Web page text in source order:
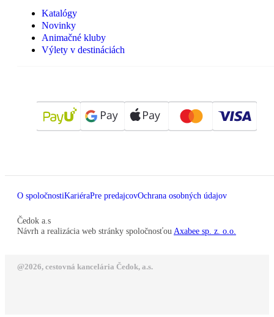
Katalógy
Novinky
Animačné kluby
Výlety v destináciách
O spoločnostiKariéraPre predajcovOchrana osobných údajov
Čedok a.s
Návrh a realizácia web stránky spoločnosťou Axabee sp. z. o.o.
@2026, cestovná kancelária Čedok, a.s.